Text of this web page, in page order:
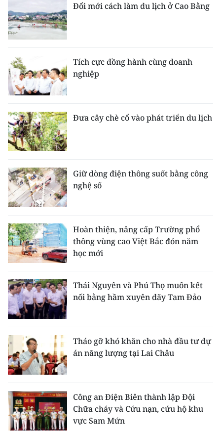
Đổi mới cách làm du lịch ở Cao Bằng
Tích cực đồng hành cùng doanh
nghiệp
Đưa cây chè cổ vào phát triển du lịch
Giữ dòng điện thông suốt bằng công
nghệ số
Hoàn thiện, nâng cấp Trường phổ
thông vùng cao Việt Bắc đón năm
học mới
Thái Nguyên và Phú Thọ muốn kết
nối bằng hầm xuyên dãy Tam Đảo
Tháo gỡ khó khăn cho nhà đầu tư dự
án năng lượng tại Lai Châu
Công an Điện Biên thành lập Đội
Chữa cháy và Cứu nạn, cứu hộ khu
vực Sam Mứn